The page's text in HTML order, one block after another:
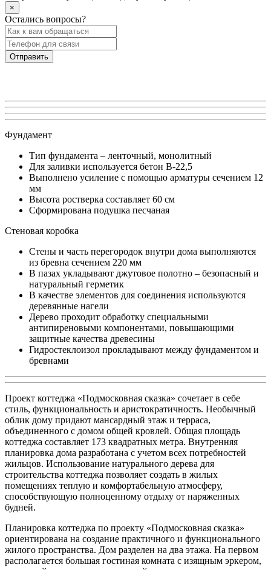
×
Остались вопросы?
Фундамент
Тип фундамента – ленточный, монолитный
Для заливки используется бетон В-22,5
Выполнено усиление с помощью арматуры сечением 12
мм
Высота ростверка составляет 60 см
Сформирована подушка песчаная
Стеновая коробка
Стены и часть перегородок внутри дома выполняются
из бревна сечением 220 мм
В пазах укладывают джутовое полотно – безопасный и
натуральный герметик
В качестве элементов для соединения используются
деревянные нагели
Дерево проходит обработку специальными
антипиреновыми компонентами, повышающими
защитные качества древесины
Гидростеклоизол прокладывают между фундаментом и
бревнами
Проект коттеджа «Подмосковная сказка» сочетает в себе
стиль, функциональность и аристократичность. Необычный
облик дому придают мансардный этаж и терраса,
объединенного с домом общей кровлей. Общая площадь
коттеджа составляет 173 квадратных метра. Внутренняя
планировка дома разработана с учетом всех потребностей
жильцов. Использование натурального дерева для
строительства коттеджа позволяет создать в жилых
помещениях теплую и комфортабельную атмосферу,
способствующую полноценному отдыху от наряженных
будней.
Планировка коттеджа по проекту «Подмосковная сказка»
ориентирована на создание практичного и функционального
жилого пространства. Дом разделен на два этажа. На первом
располагается большая гостиная комната с изящным эркером,